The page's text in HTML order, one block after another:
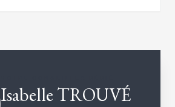
Isabelle TROUVÉ